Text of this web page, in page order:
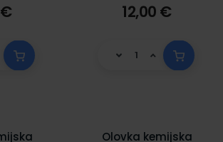
12,00 €
Olovka kemijska